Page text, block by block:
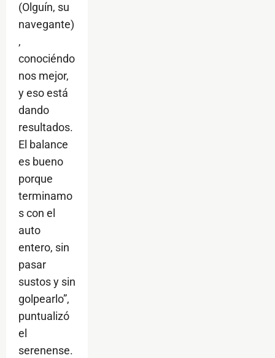
(Olguín, su
navegante)
,
conociéndo
nos mejor,
y eso está
dando
resultados.
El balance
es bueno
porque
terminamo
s con el
auto
entero, sin
pasar
sustos y sin
golpearlo”,
puntualizó
el
serenense.